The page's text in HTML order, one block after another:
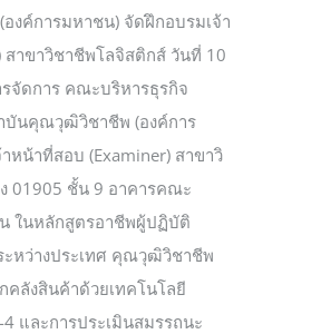
ค์การมหาชน) จัดฝึกอบรมเจ้า
สาขาวิชาชีพโลจิสติกส์ วันที่ 10
จัดการ คณะบริหารธุรกิจ
บันคุณวุฒิวิชาชีพ (องค์การ
หน้าที่สอบ (Examiner) สาขาวิ
01905 ชั้น 9 อาคารคณะ
ในหลักสูตรอาชีพผู้ปฏิบัติ
ะหว่างประเทศ คุณวุฒิวิชาชีพ
ลังสินค้าด้วยเทคโนโลยี
และการประเมินสมรรถนะ